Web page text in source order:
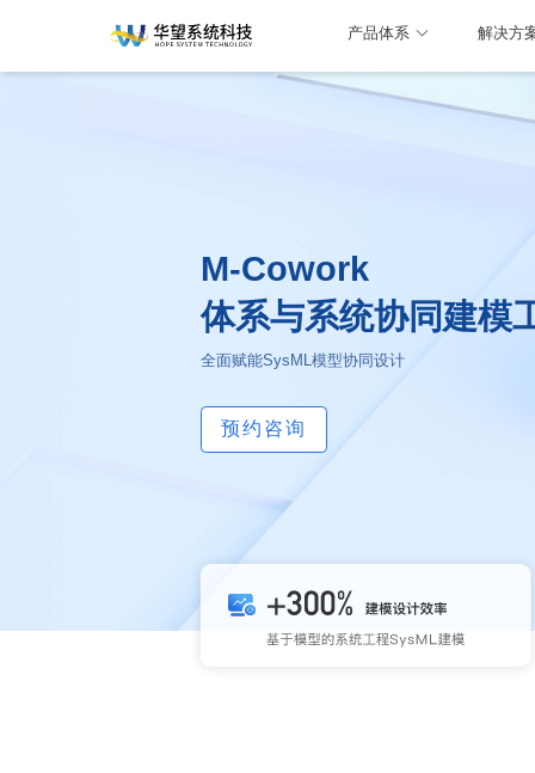
产品体系 解决方
M-Cowork
体系与系统协同建模
全面赋能SysML模型协同设计
预约咨询